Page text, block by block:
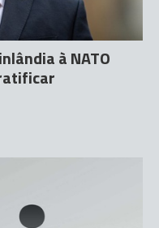
à NATO